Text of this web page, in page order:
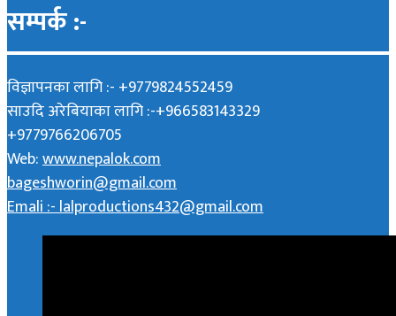
सम्पर्क :-
विज्ञापनका लागि :- +9779824552459
साउदि अरेबियाका लागि :-+966583143329
+9779766206705
Web:www.nepalok.com
bageshworin@gmail.com
Emali :- lalproductions432@gmail.com